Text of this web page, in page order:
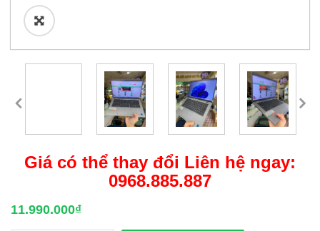
🔍
Giá có thể thay đổi Liên hệ ngay:
0968.885.887
11.990.000₫